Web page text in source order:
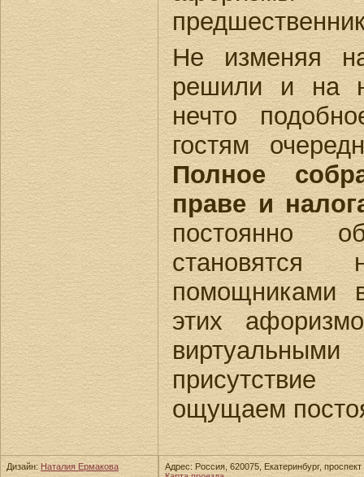
Не изменяя
решили и на
нечто
гостям
Полное
праве и
постоянно
становятся
помощниками
этих
виртуальными
ощущаем
Дизайн:Наталия Ермакова
Адрес: Россия, 620075, Екатеринбург,